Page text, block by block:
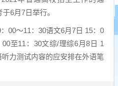
6月7日举行。
00～11：30语文6月7日 15：0
至11：30文综/理综6月8日 1
力测试内容的应安排在外语笔